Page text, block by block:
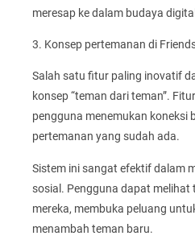
meresap ke dalam budaya
3. Konsep pertemanan di
Salah satu fitur paling inovatif
konsep “teman dari teman”.
pengguna menemukan koneksi
pertemanan yang sudah ada.
Sistem ini sangat efektif dalam
sosial. Pengguna dapat
mereka, membuka peluang
menambah teman baru.